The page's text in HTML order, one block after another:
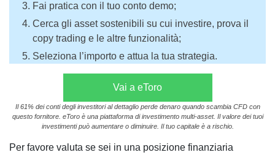
Fai pratica con il tuo conto demo;
Cerca gli asset sostenibili su cui investire, prova il
copy trading e le altre funzionalità;
Seleziona l’importo e attua la tua strategia.
Vai a eToro
Il 61% dei conti degli investitori al dettaglio perde denaro quando scambia CFD con
questo fornitore. eToro è una piattaforma di investimento multi-asset. Il valore dei tuoi
investimenti può aumentare o diminuire. Il tuo capitale è a rischio.
Per favore valuta se sei in una posizione finanziaria